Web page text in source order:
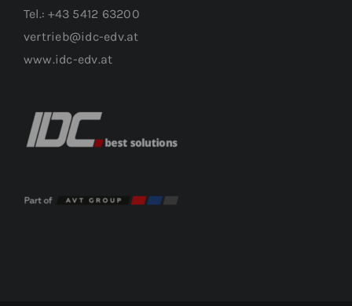
Tel.: +43 5412 63200
vertrieb@idc-edv.at
www.idc-edv.at